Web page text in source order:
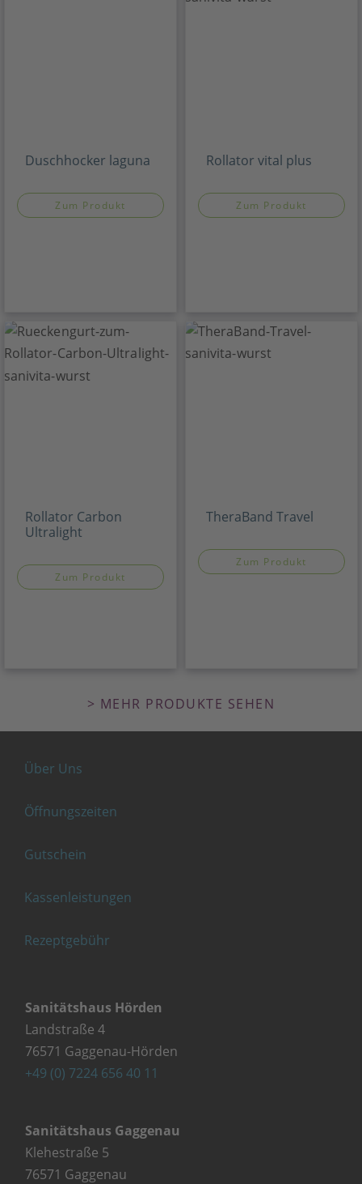
Duschhocker laguna
Zum Produkt
Rollator vital plus
Zum Produkt
Rollator Carbon
Ultralight
Zum Produkt
TheraBand Travel
Zum Produkt
> MEHR PRODUKTE SEHEN
Über Uns
Öffnungszeiten
Gutschein
Kassenleistungen
Rezeptgebühr
Sanitätshaus Hörden
Landstraße 4
76571 Gaggenau-Hörden
+49 (0) 7224 656 40 11
Sanitätshaus Gaggenau
Klehestraße 5
76571 Gaggenau